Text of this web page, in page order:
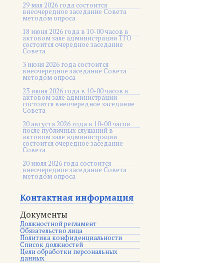
29 мая 2026 года состоится
внеочередное заседание Совета
методом опроса
18 июня 2026 года в 10-00 часов в
актовом зале администрации ТГО
состоится очередное заседание
Совета
3 июня 2026 года состоится
внеочередное заседание Совета
методом опроса
23 июня 2026 года в 10-00 часов в
актовом зале администрации
состоится внеочередное заседание
Совета
20 августа 2026 года в 10-00 часов
после публичных слушаний в
актовом зале администрации
состоится очередное заседание
Совета
20 июля 2026 года состоится
внеочередное заседание Совета
методом опроса
Контактная информация
Документы
Должностной регламент
Обязательство лица
Политика конфиденциальности
Список должностей
Цели обработки персональных
данных